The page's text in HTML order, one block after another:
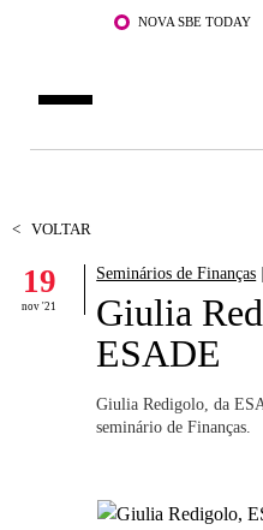
Saltar para o conteúdo principalNOVA SBE TODAY
DOCENTES E INVESTIGAÇÃO
COMUNIDADE
< VOLTAR
19
nov '21
Seminários de Finanças
Giulia
ESADE
Giulia Redigolo, da
seminário de Finanças.